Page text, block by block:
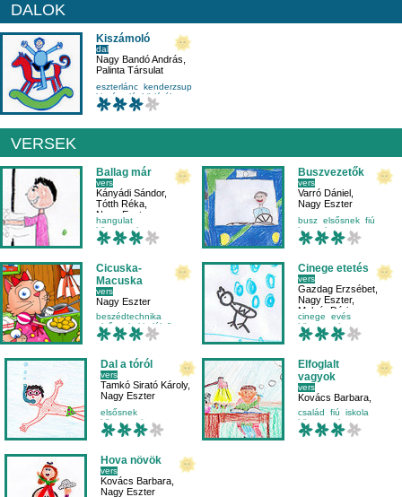
DALOK
Kiszámoló
dal
Nagy Bandó András
Palinta Társulat
eszterlánc kenderzsup
kiszámoló
körjáték
VERSEK
Ballag már
vers
Kányádi Sándor,
Tótth Réka
Nagy Eszter
hangulat
környezetismeret
másodikosnak
Buszvezetők
vers
Varró Dániel
Nagy Eszter
busz elsősnek fiú
hangulat
Cicuska-
Macuska
vers
Nagy Eszter
beszédtechnika
elsősnek kitalált figura
mese-vers
Cinege etetés
vers
Gazdag Erzsébet
Nagy Eszter,
Molnár Dóri
cinege
evés
környezetismeret
madárvédelem
Dal a tóról
vers
Tamkó Sirató Károly,
Nagy Eszter
elsősnek
környezetismeret
külső világ-környezet
Elfoglalt
vagyok
vers
Kovács Barbara
Nagy Eszter
család fiú
iskola
környezetismeret
Hova növök
vers
Kovács Barbara
Nagy Eszter